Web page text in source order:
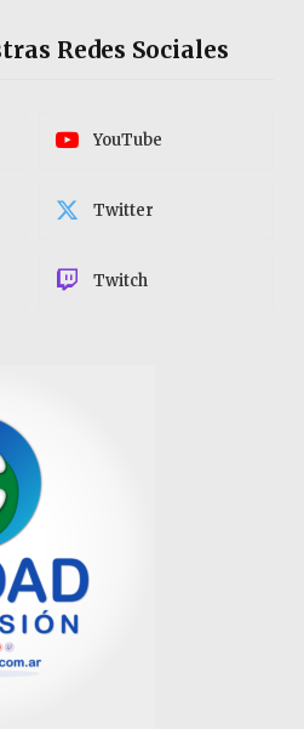
Redes Sociales
YouTube
Twitter
Twitch